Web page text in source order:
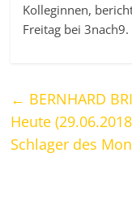
Kolleginnen,
Freitag bei 3nach9.
← BERNHARD
Heute
Schlager des